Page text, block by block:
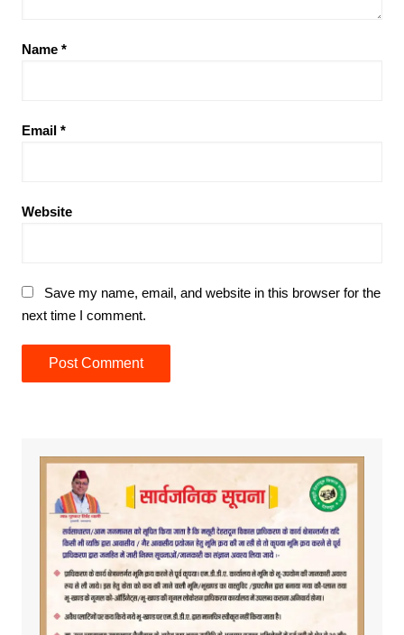
Name *
Email *
Website
Save my name, email, and website in this browser for the
next time I comment.